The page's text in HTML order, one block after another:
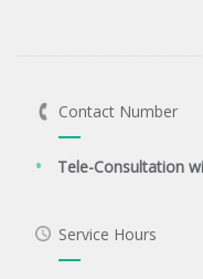
Contact Number
Tele-Consultation
Service Hours